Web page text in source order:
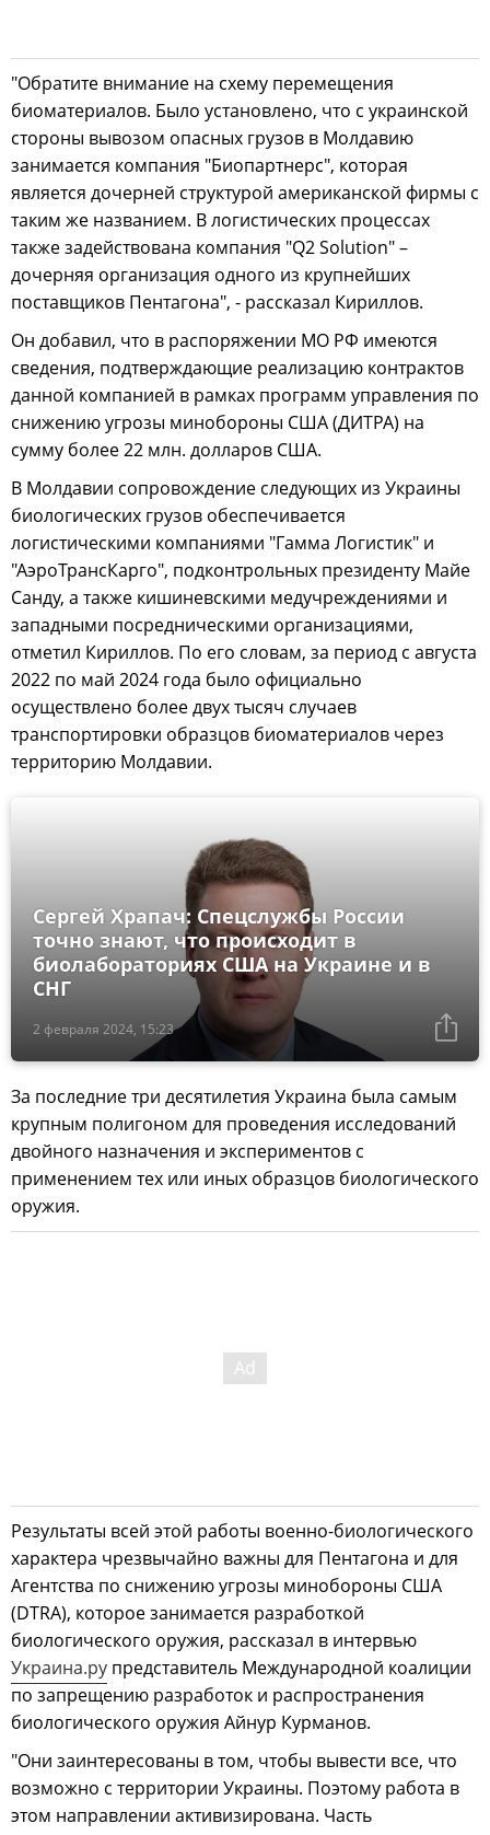
"Обратите внимание на схему перемещения
биоматериалов. Было установлено, что с украинской
стороны вывозом опасных грузов в Молдавию
занимается компания "Биопартнерс", которая
является дочерней структурой американской фирмы с
таким же названием. В логистических процессах
также задействована компания "Q2 Solution" –
дочерняя организация одного из крупнейших
поставщиков Пентагона", - рассказал Кириллов.
Он добавил, что в распоряжении МО РФ имеются
сведения, подтверждающие реализацию контрактов
данной компанией в рамках программ управления по
снижению угрозы минобороны США (ДИТРА) на
сумму более 22 млн. долларов США.
В Молдавии сопровождение следующих из Украины
биологических грузов обеспечивается
логистическими компаниями "Гамма Логистик" и
"АэроТрансКарго", подконтрольных президенту Майе
Санду, а также кишиневскими медучреждениями и
западными посредническими организациями,
отметил Кириллов. По его словам, за период с августа
2022 по май 2024 года было официально
осуществлено более двух тысяч случаев
транспортировки образцов биоматериалов через
территорию Молдавии.
2 февраля 2024, 15:23
Сергей Храпач: Спецслужбы России
точно знают, что происходит в
биолабораториях США на Украине и в
СНГ
За последние три десятилетия Украина была самым
крупным полигоном для проведения исследований
двойного назначения и экспериментов с
применением тех или иных образцов биологического
оружия.
Результаты всей этой работы военно-биологического
характера чрезвычайно важны для Пентагона и для
Агентства по снижению угрозы минобороны США
(DTRA), которое занимается разработкой
биологического оружия, рассказал в интервью
Украина.ру представитель Международной коалиции
по запрещению разработок и распространения
биологического оружия Айнур Курманов.
"Они заинтересованы в том, чтобы вывести все, что
возможно с территории Украины. Поэтому работа в
этом направлении активизирована. Часть